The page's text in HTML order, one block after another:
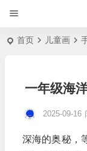
首页 儿童画
一年级海
2025-09-16
深海的奥秘，